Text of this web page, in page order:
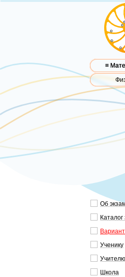
≡
Об
Уче­ни­ку
Учи­те­лю
Школа